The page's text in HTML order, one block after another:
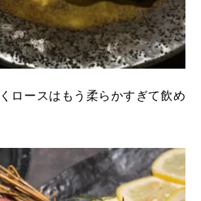
ロースはもう柔らかすぎて飲め